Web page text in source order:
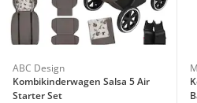
ABC Design
Kombikinderwagen Salsa 5 Air
Starter Set